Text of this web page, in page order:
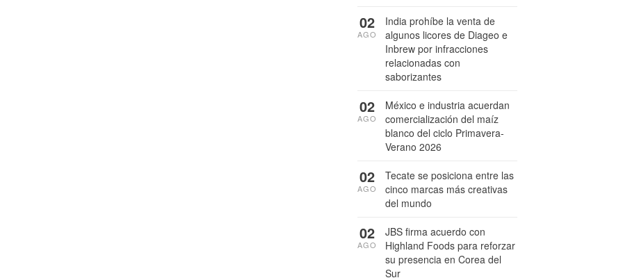
India prohíbe la venta de
algunos licores de Diageo e
Inbrew por infracciones
relacionadas con
saborizantes
02
AGO
México e industria acuerdan
comercialización del maíz
blanco del ciclo Primavera-
Verano 2026
02
AGO
Tecate se posiciona entre las
cinco marcas más creativas
del mundo
02
AGO
JBS firma acuerdo con
Highland Foods para reforzar
su presencia en Corea del
Sur
02
AGO